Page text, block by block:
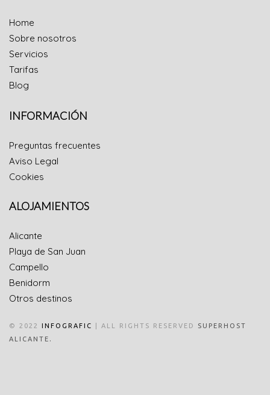
Home
Sobre nosotros
Servicios
Tarifas
Blog
INFORMACIÓN
Preguntas frecuentes
Aviso Legal
Cookies
ALOJAMIENTOS
Alicante
Playa de San Juan
Campello
Benidorm
Otros destinos
© 2022 INFOGRAFIC | ALL RIGHTS RESERVED
SUPERHOST
ALICANTE .